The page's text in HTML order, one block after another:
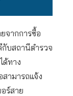
จากการซื้อ
บสถานีตำรวจ
ด้ทาง
สามารถแจ้ง
ร์สาย